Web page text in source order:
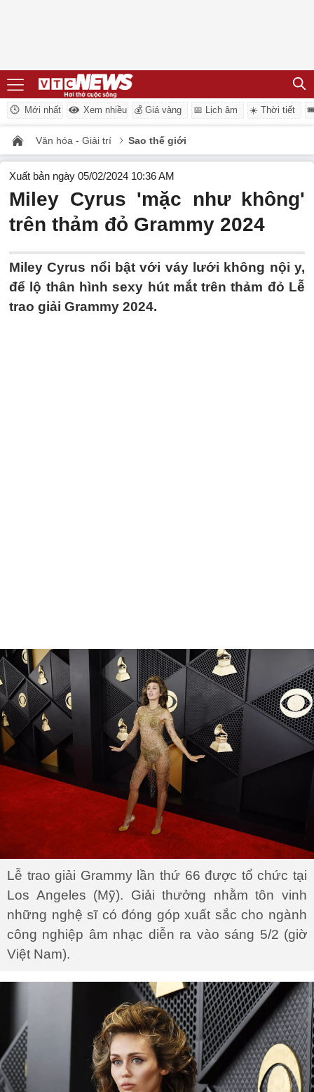
Mới nhất Xem nhiều 💰 Giá vàng 📅 Lịch âm ☀️ Thời tiết
Văn hóa - Giải trí Sao thế giới
Xuất bản ngày 05/02/2024 10:36 AM
Miley Cyrus 'mặc như không'
trên thảm đỏ Grammy 2024
Miley Cyrus nổi bật với váy lưới không nội y,
để lộ thân hình sexy hút mắt trên thảm đỏ Lễ
trao giải Grammy 2024.
Lễ trao giải Grammy lần thứ 66 được tổ chức tại
Los Angeles (Mỹ). Giải thưởng nhằm tôn vinh
những nghệ sĩ có đóng góp xuất sắc cho ngành
công nghiệp âm nhạc diễn ra vào sáng 5/2 (giờ
Việt Nam).